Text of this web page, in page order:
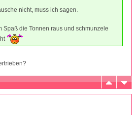
nicht, muss ich sagen.
Spaß die Tonnen raus und schmunzele